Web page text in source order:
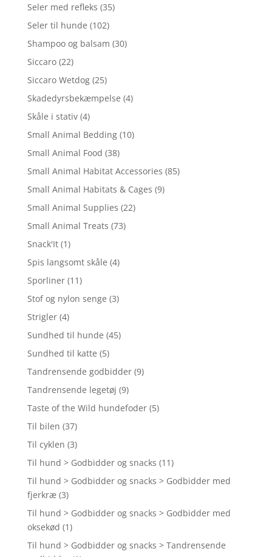
Seler med refleks (35)
Seler til hunde (102)
Shampoo og balsam (30)
Siccaro (22)
Siccaro Wetdog (25)
Skadedyrsbekæmpelse (4)
Skåle i stativ (4)
Small Animal Bedding (10)
Small Animal Food (38)
Small Animal Habitat Accessories (85)
Small Animal Habitats & Cages (9)
Small Animal Supplies (22)
Small Animal Treats (73)
Snack'It (1)
Spis langsomt skåle (4)
Sporliner (11)
Stof og nylon senge (3)
Strigler (4)
Sundhed til hunde (45)
Sundhed til katte (5)
Tandrensende godbidder (9)
Tandrensende legetøj (9)
Taste of the Wild hundefoder (5)
Til bilen (37)
Til cyklen (3)
Til hund > Godbidder og snacks (11)
Til hund > Godbidder og snacks > Godbidder med
fjerkræ (3)
Til hund > Godbidder og snacks > Godbidder med
oksekød (1)
Til hund > Godbidder og snacks > Tandrensende